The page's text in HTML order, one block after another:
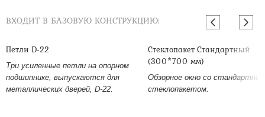
ВХОДИТ В БАЗОВУЮ КОНСТРУКЦИЮ:
Петли D-22
Три усиленные петли на опорном
подшипнике, выпускаются для
металлических дверей, D-22.
Стеклопакет Стандартный
(300*700 мм)
Обзорное окно со
стеклопакетом.